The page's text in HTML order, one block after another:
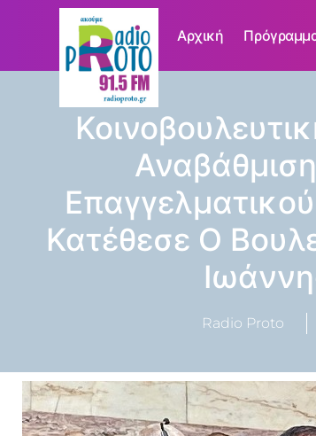
Αρχική
Κατέθεσε Ο
Radio Proto